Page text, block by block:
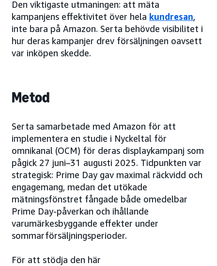
Den viktigaste utmaningen: att mäta
kampanjens effektivitet över hela kundresan,
inte bara på Amazon. Serta behövde visibilitet i
hur deras kampanjer drev försäljningen oavsett
var inköpen skedde.
Metod
Serta samarbetade med Amazon för att
implementera en studie i Nyckeltal för
omnikanal (OCM) för deras displaykampanj som
pågick 27 juni–31 augusti 2025. Tidpunkten var
strategisk: Prime Day gav maximal räckvidd och
engagemang, medan det utökade
mätningsfönstret fångade både omedelbar
Prime Day-påverkan och ihållande
varumärkesbyggande effekter under
sommarförsäljningsperioder.
För att stödja den här